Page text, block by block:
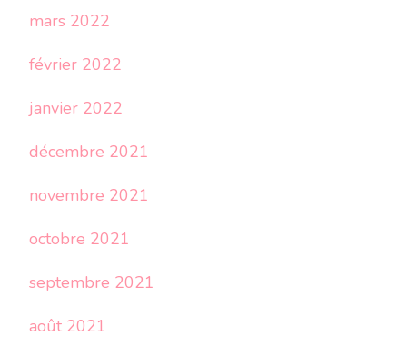
mars 2022
février 2022
janvier 2022
décembre 2021
novembre 2021
octobre 2021
septembre 2021
août 2021